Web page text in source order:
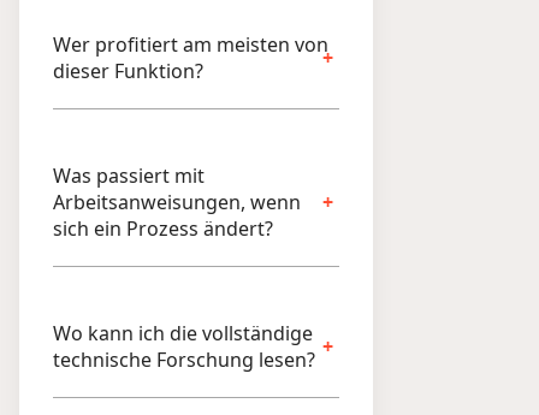
Wer profitiert am meisten von
dieser Funktion?
Was passiert mit
Arbeitsanweisungen, wenn
sich ein Prozess ändert?
Wo kann ich die vollständige
technische Forschung lesen?